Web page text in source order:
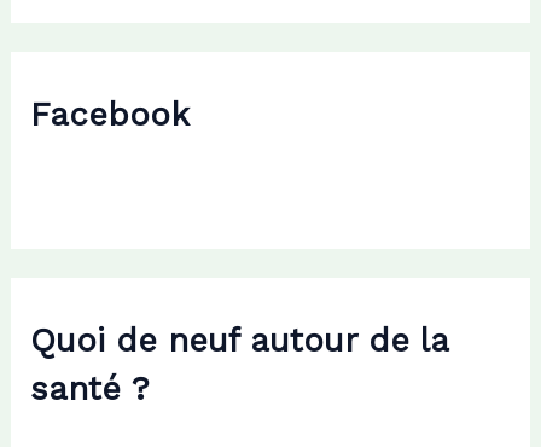
h
Facebook
Quoi de neuf autour de la
santé ?